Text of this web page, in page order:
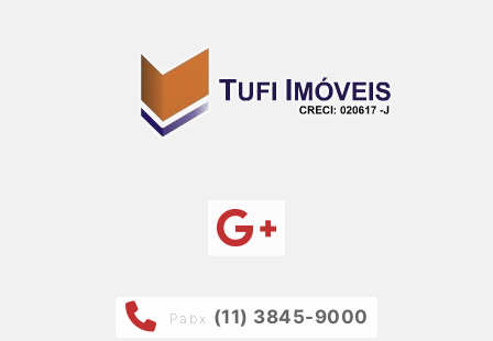
Pabx (11) 3845-9000